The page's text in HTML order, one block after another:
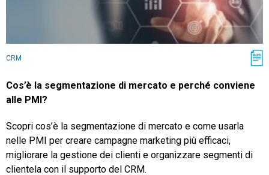
CRM
Cos’è la segmentazione di mercato e perché conviene
alle PMI?
Scopri cos’è la segmentazione di mercato e come usarla
nelle PMI per creare campagne marketing più efficaci,
migliorare la gestione dei clienti e organizzare segmenti di
clientela con il supporto del CRM.